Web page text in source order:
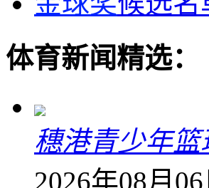
体育新闻精选：
穗港青少年
2026年08月